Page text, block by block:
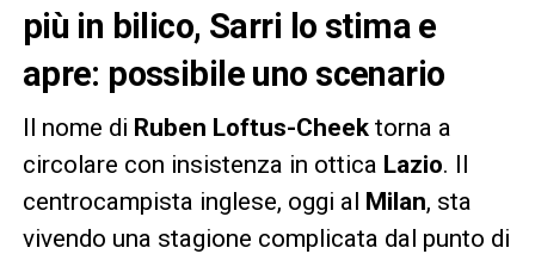
più in bilico, Sarri lo stima e
apre: possibile uno scenario
Il nome di Ruben Loftus-Cheektorna a
circolare con insistenza in ottica Lazio. Il
centrocampista inglese, oggi al Milan, sta
vivendo una stagione complicata dal punto di